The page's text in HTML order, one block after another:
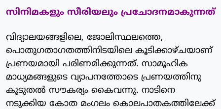
സിനിമകളും സീരിയലും പ്രചോദനമാകുന്നത്
വിദ്യാലയങ്ങളിലെ, ജോലിസ്ഥലത്തെ,
പൊതുഗതാഗതത്തിനിടയിലെ കൂടിക്കാഴ്ചയാണ്
പ്രണയമായി പരിണമിക്കുന്നത്. സാമൂഹിക
മാധ്യമങ്ങളുടെ വ്യാപനത്തോടെ പ്രണയത്തിനു
കൂടുതല്‍ സൗകര്യം കൈവന്നു. നാടിനെ
നടുക്കിയ കോത മംഗലം കൊലപാതകത്തിലേക്ക്